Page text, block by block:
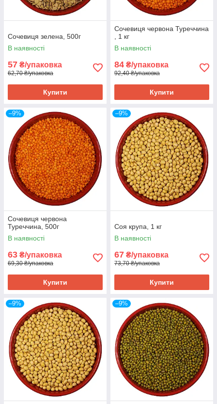
Сочевиця зелена, 500г
В наявності
57 ₴/упаковка
62,70 ₴/упаковка
Купити
Сочевиця червона Туреччина
, 1 кг
В наявності
84 ₴/упаковка
92,40 ₴/упаковка
Купити
–9%
Сочевиця червона
Туреччина, 500г
В наявності
63 ₴/упаковка
69,30 ₴/упаковка
Купити
–9%
Соя крупа, 1 кг
В наявності
67 ₴/упаковка
73,70 ₴/упаковка
Купити
–9% –9%